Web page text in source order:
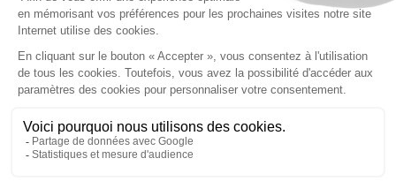
À propos
Paiement sécurisé
Livraison | Retour client
Nos tutos
Connexion / Inscription